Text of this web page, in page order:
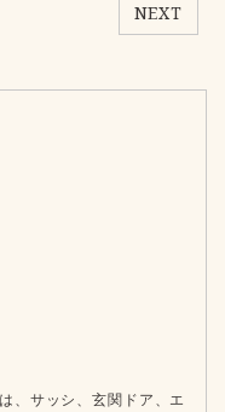
NEXT
、サッシ、玄関ドア、エ